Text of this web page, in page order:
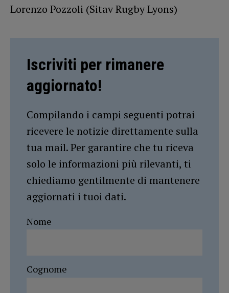
Lorenzo Pozzoli (Sitav Rugby Lyons)
Iscriviti per rimanere
aggiornato!
Compilando i campi seguenti potrai
ricevere le notizie direttamente sulla
tua mail. Per garantire che tu riceva
solo le informazioni più rilevanti, ti
chiediamo gentilmente di mantenere
aggiornati i tuoi dati.
Nome
Cognome